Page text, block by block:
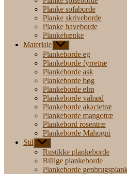
Planke sofaborde
Planke skriveborde
Planke haveborde
Plankebænke
Materiale Vis
undermenu
Plankeborde eg
Plankeborde fyrretræ
Plankeborde ask
Plankeborde bøg
Plankeborde elm
Plankeborde valnød
Plankeborde akacietræ
Plankeborde mangotræ
Plankebord rosentræ
Plankeborde Mahogni
Stil Vis
undermenu
Rustikke plankeborde
Billige plankeborde
Plankeborde